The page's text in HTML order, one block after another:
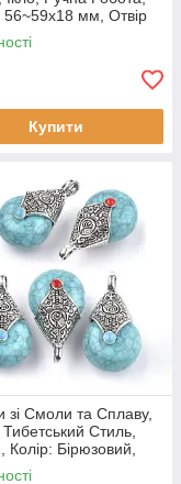
56~59x18 мм, Отвір
шт)
Купити
зі Смоли та Сплаву,
Стиль,
Колір: Бірюзовий,
28х16х14мм, Отвір